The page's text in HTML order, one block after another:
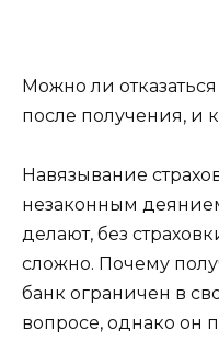
Можно ли
после получения, и
Навязывание
незаконным
делают, без
сложно. Почему
банк ограничен в
вопросе, однако он